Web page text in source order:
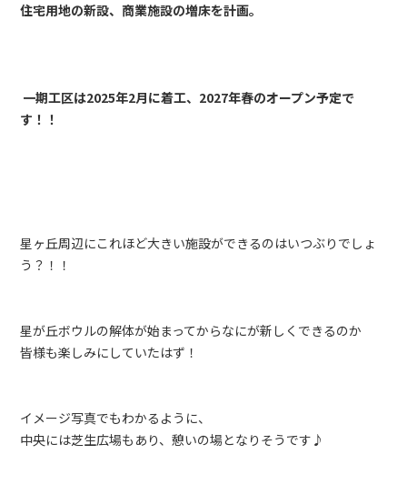
住宅用地の新設、商業施設の増床を計画。
一期工区は2025年2月に着工、2027年春のオープン予定で
す！！
星ヶ丘周辺にこれほど大きい施設ができるのはいつぶりでしょ
う？！！
星が丘ボウルの解体が始まってからなにが新しくできるのか
皆様も楽しみにしていたはず！
イメージ写真でもわかるように、
中央には芝生広場もあり、憩いの場となりそうです♪